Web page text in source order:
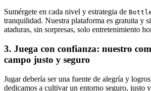
Sumérgete en cada nivel y estrategia de
tranquilidad. Nuestra plataforma es gratuita y
ataduras, sin sorpresas, solo entretenimiento
3. Juega con confianza: nuestro
campo justo y seguro
Jugar debería ser una fuente de alegría y
dedicamos a cultivar un entorno seguro, justo